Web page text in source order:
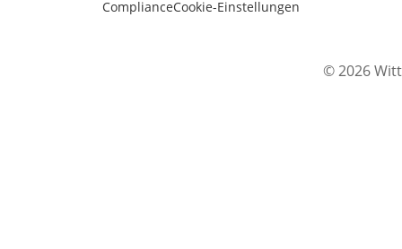
ComplianceCookie-Einstellungen
© 2026 Witt